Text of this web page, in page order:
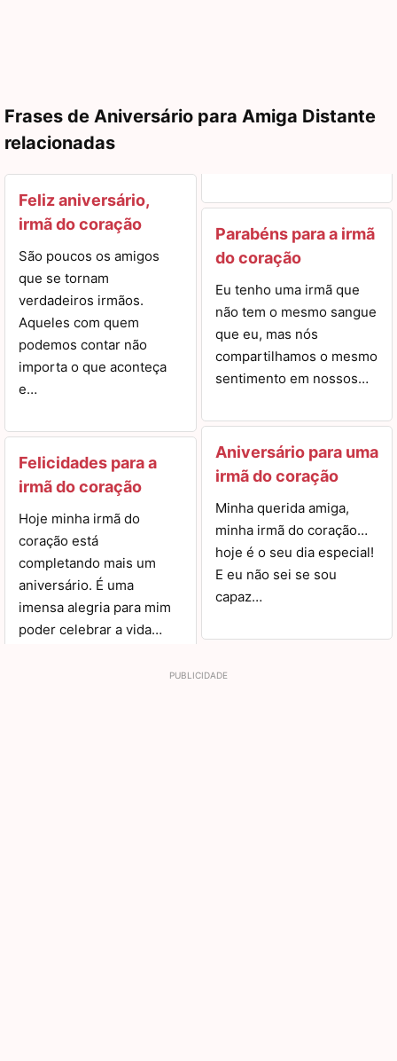
Frases de Aniversário para Amiga Distante
relacionadas
Feliz aniversário,
irmã do coração
São poucos os amigos
que se tornam
verdadeiros irmãos.
Aqueles com quem
podemos contar não
importa o que aconteça
e…
Felicidades para a
irmã do coração
Hoje minha irmã do
coração está
completando mais um
aniversário. É uma
imensa alegria para mim
poder celebrar a vida…
Parabéns para a irmã
do coração
Eu tenho uma irmã que
não tem o mesmo sangue
que eu, mas nós
compartilhamos o mesmo
sentimento em nossos…
Aniversário para uma
irmã do coração
Minha querida amiga,
minha irmã do coração…
hoje é o seu dia especial!
E eu não sei se sou
capaz…